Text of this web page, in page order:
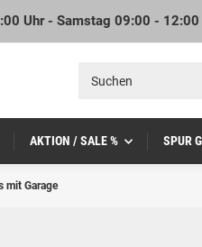
Uhr - Samstag 09:00 -
AKTION / SALE % SPUR G
mit Garage